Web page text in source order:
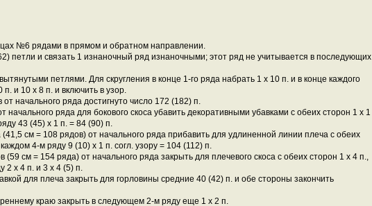
№6 рядами в прямом и обратном направлении.
петли и связать 1 изнаночный ряд изнаночными; этот ряд не учитывается в последующих
петлями. Для скругления в конце 1-го ряда набрать 1 x 10 п. и в конце каждого
и 10 x 8 п. и включить в узор.
начального ряда достигнуто число 172 (182) п.
начального ряда для бокового скоса убавить декоративными убавками с обеих сторон 1 x 1
43 (45) x 1 п. = 84 (90) п.
см = 108 рядов) от начального ряда прибавить для удлиненной линии плеча с обеих
4-м ряду 9 (10) x 1 п. согл. узору = 104 (112) п.
(59 см = 154 ряда) от начального ряда закрыть для плечевого скоса с обеих сторон 1 x 4 п.,
2 x 4 п. и 3 x 4 (5) п.
для плеча закрыть для горловины средние 40 (42) п. и обе стороны закончить
краю закрыть в следующем 2-м ряду еще 1 x 2 п.